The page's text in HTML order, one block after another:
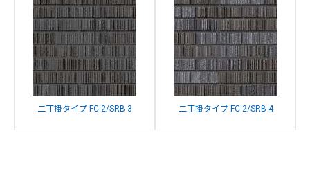
二丁掛タイプ FC-2/SRB-3 二丁掛タイプ FC-2/SRB-4